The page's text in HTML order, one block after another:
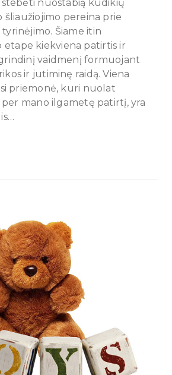
nuostabią kūdikių
šliaužiojimo pereina prie
Šiame itin
etape kiekviena patirtis ir
vaidmenį formuojant
ir jutiminę raidą. Viena
priemonė, kuri nuolat
per mano ilgametę patirtį, yra